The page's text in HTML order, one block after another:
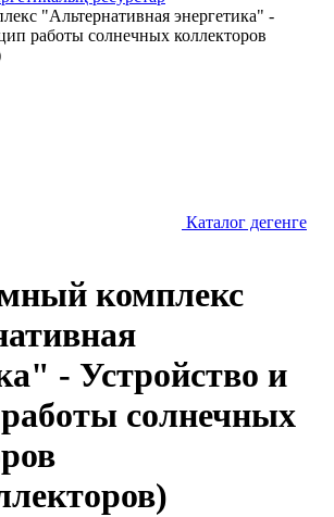
"Альтернативная энергетика" -
работы солнечных коллекторов
Каталог дегенге
комплекс
- Устройство и
солнечных